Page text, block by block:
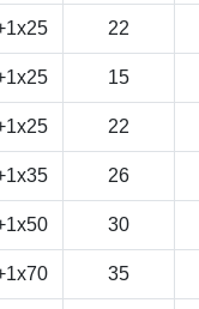
22
15
22
26
30
35